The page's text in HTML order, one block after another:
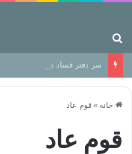
سر دفتر فساد در زمین‌، دوری
خانه » قوم عاد
قوم عاد